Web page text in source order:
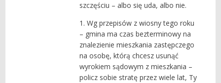
szczęściu – albo się uda, albo nie.
1. Wg przepisów z wiosny tego roku
– gmina ma czas bezterminowy na
znalezienie mieszkania zastępczego
na osobę, którą chcesz usunąć
wyrokiem sądowym z mieszkania –
policz sobie stratę przez wiele lat, Ty